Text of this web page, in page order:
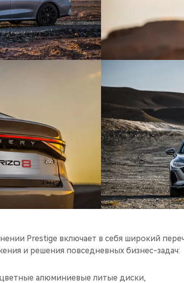
Prestige включает в себя широкий
и решения повседневных бизнес-задач:
алюминиевые литые диски,